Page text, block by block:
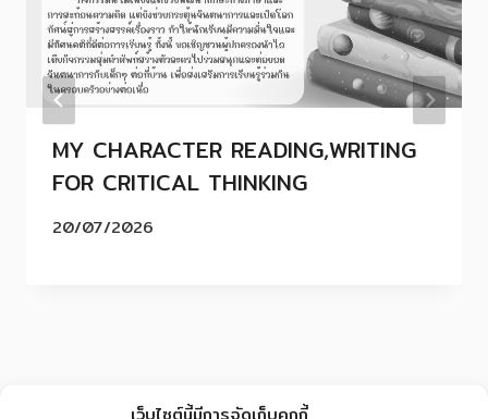
MY CHARACTER READING,WRITING
FOR CRITICAL THINKING
20/07/2026